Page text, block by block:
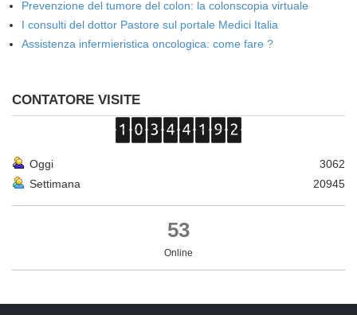
Prevenzione del tumore del colon: la colonscopia virtuale
I consulti del dottor Pastore sul portale Medici Italia
Assistenza infermieristica oncologica: come fare ?
CONTATORE VISITE
Oggi
3062
Settimana
20945
53
Online